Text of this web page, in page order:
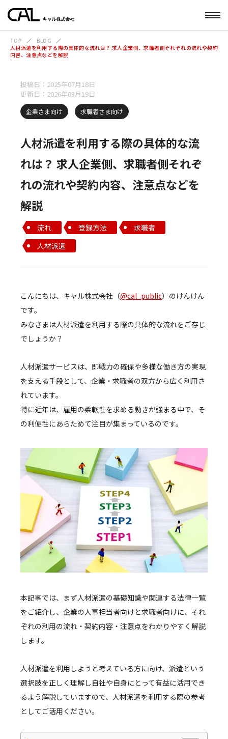
TOP
BLOG
人材派遣を利用する際の具体的な流れは？ 求人企業側、求職者側それぞれの流れや契約
内容、注意点などを解説
投稿日：2025年07月18日
更新日：2026年03月19日
企業さま向け 求職者さま向け
人材派遣を利用する際の具体的な流
れは？ 求人企業側、求職者側それぞ
れの流れや契約内容、注意点などを
解説
流れ 登録方法
求職者
人材派遣
こんにちは、キャル株式会社（@cal_public）のけんけん
です。
みなさまは人材派遣を利用する際の具体的な流れをご存じ
でしょうか？
人材派遣サービスは、即戦力の確保や多様な働き方の実現
を支える手段として、企業・求職者の双方から広く利用さ
れています。
特に近年は、雇用の柔軟性を求める動きが強まる中で、そ
の利便性にあらためて注目が集まっているのです。
本記事では、まず人材派遣の基礎知識や関連する法律一覧
をご紹介し、企業の人事担当者向けと求職者向けに、それ
ぞれの利用の流れ・契約内容・注意点をわかりやすく解説
します。
人材派遣を利用しようと考えている方に向け、派遣という
選択肢を正しく理解し自社や自身にとって有益に活用でき
るよう解説していますので、人材派遣を利用する際の参考
としてご活用ください。